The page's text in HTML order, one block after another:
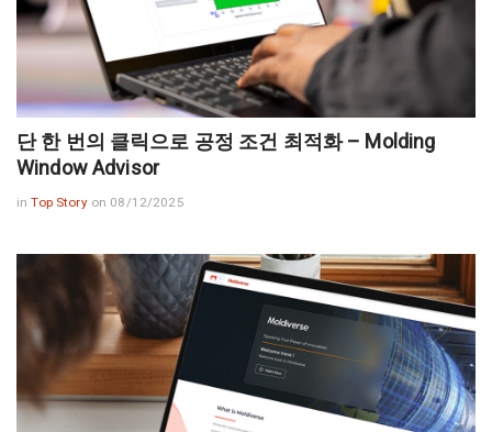
단 한 번의 클릭으로 공정 조건 최적화 – Molding
Window Advisor
inTop Story on 08/12/2025